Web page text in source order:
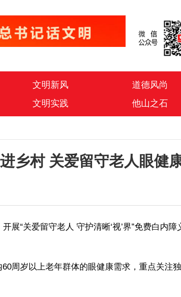
文明新风 道德风尚
文明实践 他山之石
乡村 关爱留守老人眼健
“关爱留守老人 守护清晰‘视’界”免费白内障
岁以上老年群体的眼健康需求，重点关注